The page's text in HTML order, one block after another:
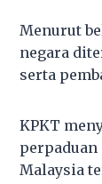
Menurut
negara
serta
KPKT
perpaduan
Malaysia